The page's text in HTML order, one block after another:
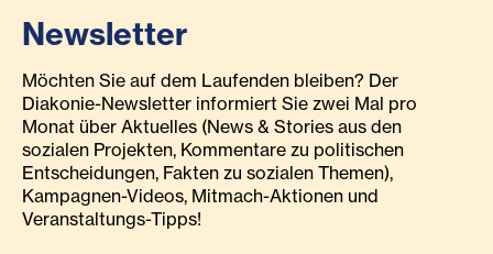
Newsletter
Möchten Sie auf dem Laufenden bleiben? Der
Diakonie-Newsletter informiert Sie zwei Mal pro
Monat über Aktuelles (News & Stories aus den
sozialen Projekten, Kommentare zu politischen
Entscheidungen, Fakten zu sozialen Themen),
Kampagnen-Videos, Mitmach-Aktionen und
Veranstaltungs-Tipps!